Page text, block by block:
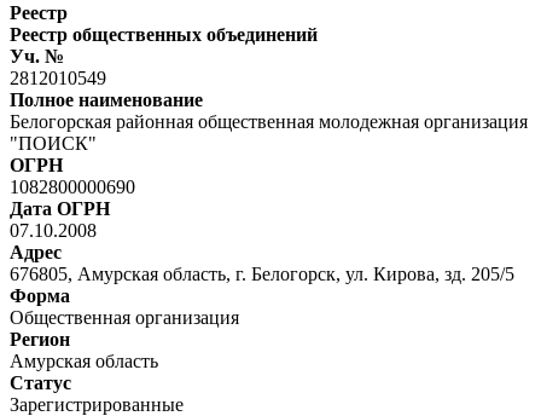
Реестр
Реестр общественных объединений
Уч. №
2812010549
Полное наименование
Белогорская районная общественная молодежная организация
"ПОИСК"
ОГРН
1082800000690
Дата ОГРН
07.10.2008
Адрес
676805, Амурская область, г. Белогорск, ул. Кирова, зд. 205/5
Форма
Общественная организация
Регион
Амурская область
Статус
Зарегистрированные